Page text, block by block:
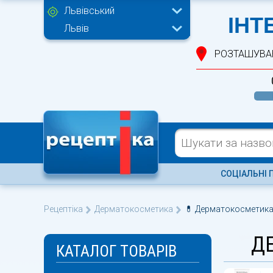
Львівський
Львів
СОЦІАЛЬНІ
Рецептіка Дерматокосметика 💊
КАТАЛОГ ТОВАРІВ